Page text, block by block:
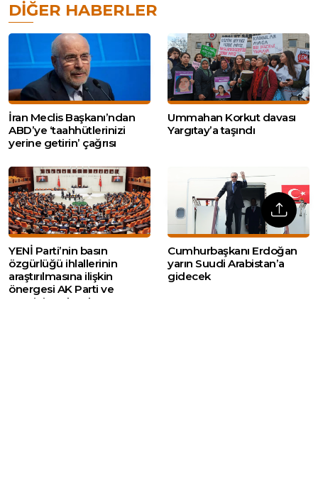
DIĞER HABERLER
İran Meclis Başkanı’ndan
ABD’ye ‘taahhütlerinizi
yerine getirin’ çağrısı
Ummahan Korkut davası
Yargıtay’a taşındı
YENİ Parti’nin basın
özgürlüğü ihlallerinin
araştırılmasına ilişkin
önergesi AK Parti ve
MHP’nin oylarıyla
Cumhurbaşkanı Erdoğan
yarın Suudi Arabistan’a
gidecek